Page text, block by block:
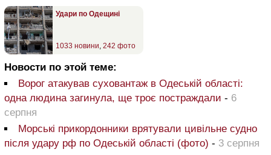
Удари по Одещині
1033 новини 242 фото
Новости по этой теме:
Ворог атакував суховантаж в Одеській області:
одна людина загинула, ще троє постраждали - 6
серпня
Морські прикордонники врятували цивільне судно
після удару рф по Одеській області (фото) - 3 серпня